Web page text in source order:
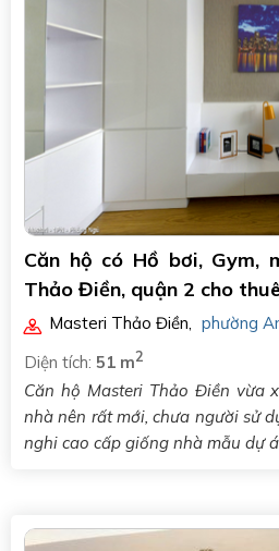
Căn hộ có Hồ bơi, Gym,
Thảo Điền, quận 2 cho thuê
Masteri Thảo Điền, phường
Diện tích: 51 m2
Căn hộ Masteri Thảo Điền vừa
nhà nên rất mới, chưa người sử
nghi cao cấp giống nhà mẫu dự